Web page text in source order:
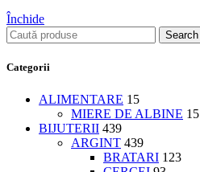
Închide
Search
Categorii
ALIMENTARE 15
MIERE DE ALBINE 15
BIJUTERII 439
ARGINT 439
BRATARI 123